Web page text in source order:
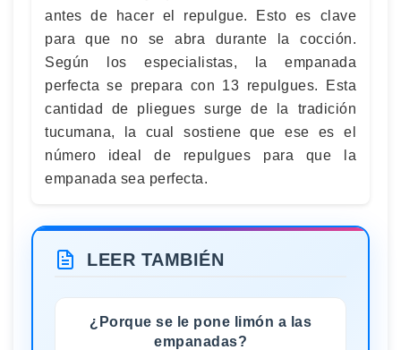
antes de hacer el repulgue. Esto es clave
para que no se abra durante la cocción.
Según los especialistas, la empanada
perfecta se prepara con 13 repulgues. Esta
cantidad de pliegues surge de la tradición
tucumana, la cual sostiene que ese es el
número ideal de repulgues para que la
empanada sea perfecta.
LEER TAMBIÉN
¿Porque se le pone limón a las
empanadas?